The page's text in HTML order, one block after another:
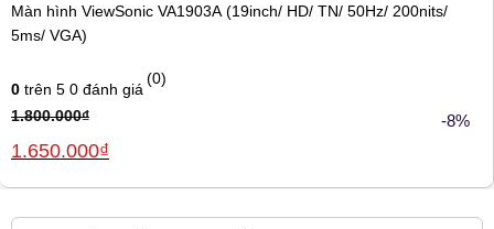
Màn hình ViewSonic VA1903A (19inch/ HD/ TN/ 50Hz/ 200nits/
5ms/ VGA)
0 trên 5 0 đánh giá
(0)
1.800.000₫
Giá
là:
1.800.000₫.
1.650.000₫
tại
là:
-8%